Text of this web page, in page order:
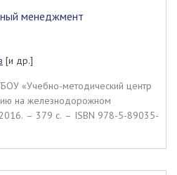
менеджмент
[и др.]
«Учебно-методический центр
на железнодорожном
2016. – 379 c. – ISBN 978-5-89035-